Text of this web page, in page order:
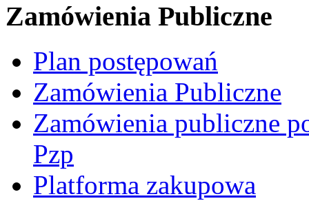
Zamówienia Publiczne
Plan postępowań
Zamówienia Publiczne
Zamówienia publiczne
Pzp
Platforma zakupowa